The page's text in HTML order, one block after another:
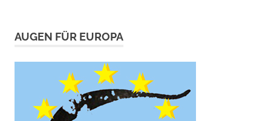
AUGEN FÜR EUROPA